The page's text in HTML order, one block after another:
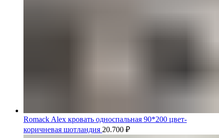
Romack Alex кровать односпальная 90*200 цвет-
коричневая шотландия 20.700 ₽